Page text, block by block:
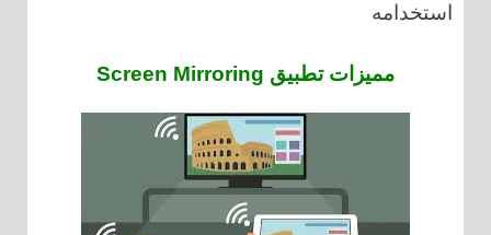
استخدامه
مميزات تطبيق Screen Mirroring